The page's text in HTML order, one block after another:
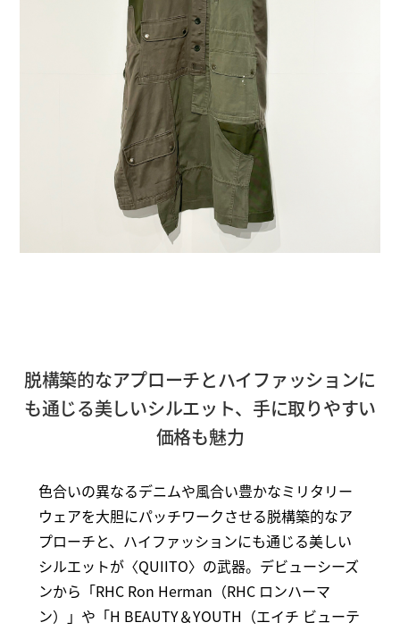
脱構築的なアプローチとハイファッションに
も通じる美しいシルエット、手に取りやすい
価格も魅力
色合いの異なるデニムや風合い豊かなミリタリー
ウェアを大胆にパッチワークさせる脱構築的なア
プローチと、ハイファッションにも通じる美しい
シルエットが〈QUIITO〉の武器。デビューシーズ
ンから「RHC Ron Herman（RHC ロンハーマ
ン）」や「H BEAUTY＆YOUTH（エイチ ビューテ